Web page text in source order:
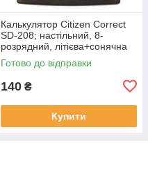
Калькулятор Citizen Correct
SD-208; настільний, 8-
розрядний, літієва+сонячна
батарея, 138х103x24 мм
Готово до відправки
140 ₴
Купити